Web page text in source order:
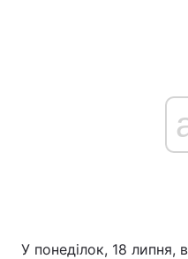
У понеділок, 18 липня,